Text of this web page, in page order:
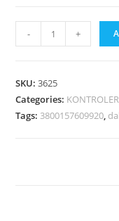
- +
SKU:3625
Categories:
Tags: 3800157609920,